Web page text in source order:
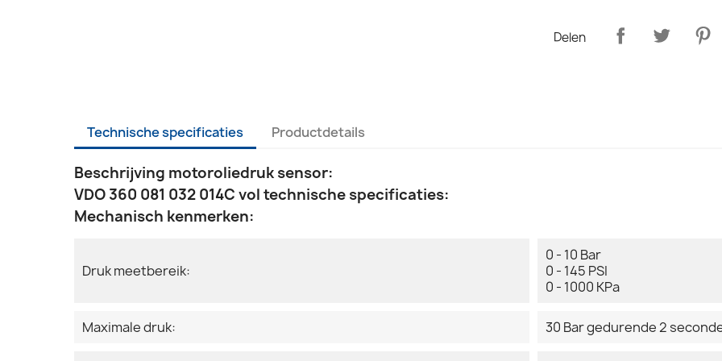
Delen
Technische specificaties Productdetails
Beschrijving motoroliedruk sensor:
VDO 360 081 032 014C vol technische specificaties:
Mechanisch kenmerken:
Druk meetbereik:
0 - 10 Bar
0 - 145 PSI
0 - 1000 KPa
Maximale druk: 30 Bar gedurende 2